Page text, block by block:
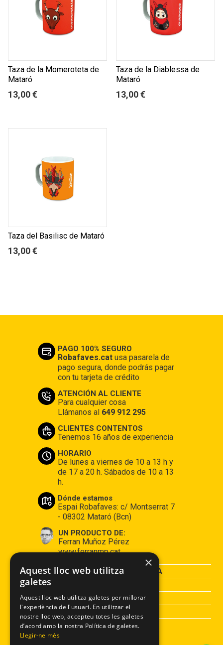
Taza de la Momeroteta de
Mataró
13,00 €
Taza de la Diablessa de
Mataró
13,00 €
Taza del Basilisc de Mataró
13,00 €
PAGO 100% SEGURO
Robafaves.catusa pasarela de
pago segura, donde podrás pagar
con tu tarjeta de crédito
ATENCIÓN AL CLIENTE
Para cualquier cosa
Llámanos al 649 912 295
CLIENTES CONTENTOS
Tenemos 16 años de experiencia
HORARIO
De lunes a viernes de 10 a 13 h y
de 17 a 20 h. Sábados de 10 a 13
h.
Dónde estamos
Espai Robafaves: c/ Montserrat 7
- 08302 Mataró (Bcn)
UN PRODUCTO DE:
Ferran Muñoz Pérez
www.ferranmp.cat
CONDICIONES DE COMPRA
POLÍTICA DE PRIVACIDAD
POLÍTICA DE COOKIES
×
Aquest lloc web utilitza
galetes
Aquest lloc web utilitza galetes per millorar
l'experiència de l'usuari. En utilitzar el
nostre lloc web, accepteu totes les galetes
d’acord amb la nostra Política de galetes.
Llegir-ne més